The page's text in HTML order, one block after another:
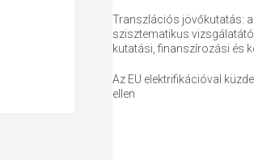
Transzlációs jövőkutatás:
szisztematikus
kutatási, finanszírozási és
Az EU elektrifikációval
ellen